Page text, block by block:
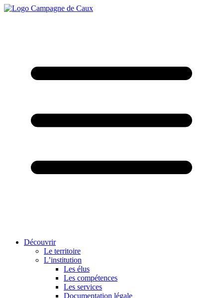
Découvrir
Le territoire
L’institution
Les élus
Les compétences
Les services
Documentation légale